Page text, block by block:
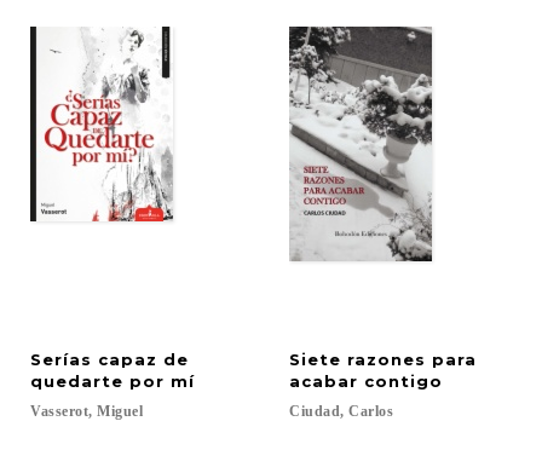
Serías capaz de
quedarte por mí
Vasserot, Miguel
Siete razones para
acabar contigo
Ciudad, Carlos